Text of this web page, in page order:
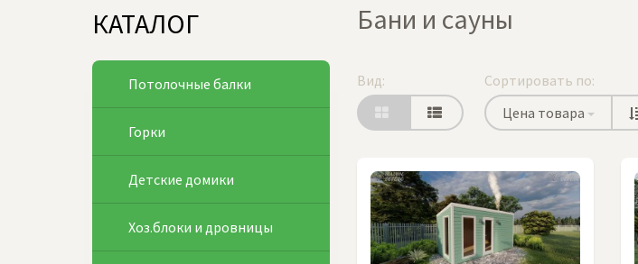
Бани и сауны
Вид:
Сортировать по:
Цена товара
КАТАЛОГ
Потолочные балки
Горки
Детские домики
Хоз.блоки и дровницы